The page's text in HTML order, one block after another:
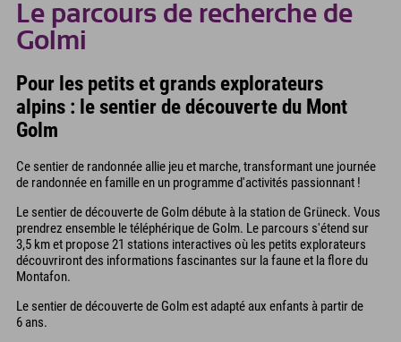
Le parcours de recherche de
Golmi
Pour les petits et grands explorateurs
alpins : le sentier de découverte du Mont
Golm
Ce sentier de randonnée allie jeu et marche, transformant une journée
de randonnée en famille en un programme d'activités passionnant !
Le sentier de découverte de Golm débute à la station de Grüneck. Vous
prendrez ensemble le téléphérique de Golm. Le parcours s'étend sur
3,5 km et propose 21 stations interactives où les petits explorateurs
découvriront des informations fascinantes sur la faune et la flore du
Montafon.
Le sentier de découverte de Golm est adapté aux enfants à partir de
6 ans.